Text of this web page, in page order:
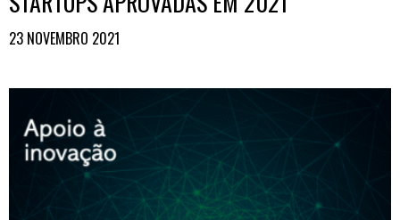
23 NOVEMBRO 2021